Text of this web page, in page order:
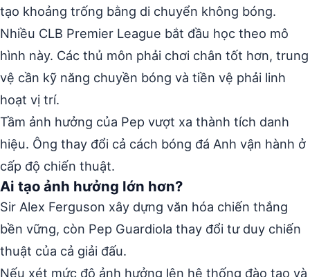
tạo khoảng trống bằng di chuyển không bóng.
Nhiều CLB Premier League bắt đầu học theo mô
hình này. Các thủ môn phải chơi chân tốt hơn, trung
vệ cần kỹ năng chuyền bóng và tiền vệ phải linh
hoạt vị trí.
Tầm ảnh hưởng của Pep vượt xa thành tích danh
hiệu. Ông thay đổi cả cách bóng đá Anh vận hành ở
cấp độ chiến thuật.
Ai tạo ảnh hưởng lớn hơn?
Sir Alex Ferguson xây dựng văn hóa chiến thắng
bền vững, còn Pep Guardiola thay đổi tư duy chiến
thuật của cả giải đấu.
Nếu xét mức độ ảnh hưởng lên hệ thống đào tạo và